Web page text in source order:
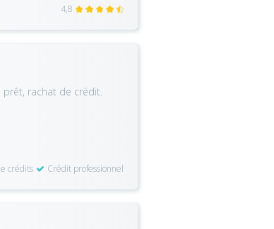
4,8
prêt, rachat de crédit.
crédits Crédit professionnel